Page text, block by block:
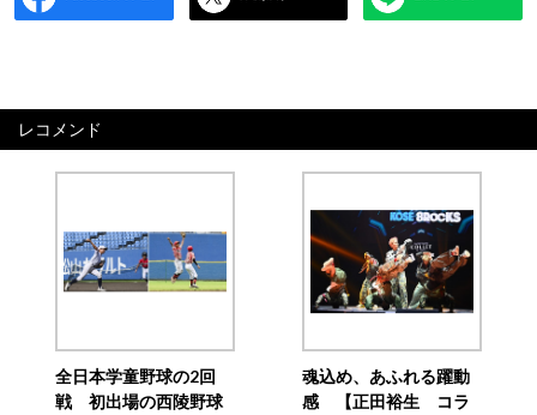
レコメンド
全日本学童野球の2回
戦 初出場の西陵野球
魂込め、あふれる躍動
感 【正田裕生 コラ